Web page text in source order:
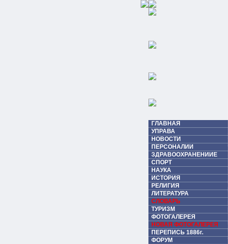
ГЛАВНАЯ
УПРАВА
НОВОСТИ
ПЕРСОНАЛИИ
ЗДРАВООХРАНЕНИИЕ
СПОРТ
НАУКА
ИСТОРИЯ
РЕЛИГИЯ
ЛИТЕРАТУРА
СЛОВАРЬ
ТУРИЗМ
ФОТОГАЛЕРЕЯ
НОВАЯ ФОТОГАЛЕРЕЯ
ПЕРЕПИСЬ 1886г.
ФОРУМ